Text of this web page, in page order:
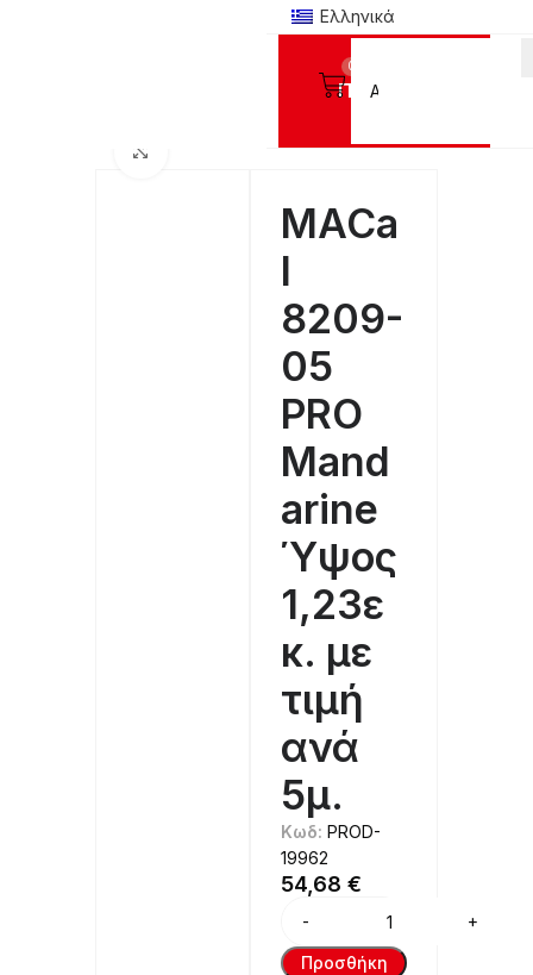
Ελληνικά
Προϊόντα
0
Click to enlarge
MACa
l
8209-
05
PRO
Mand
arine
Ύψος
1,23ε
κ. με
τιμή
ανά
5μ.
Κωδ:PROD-
19962
54,68€
Προσθήκη